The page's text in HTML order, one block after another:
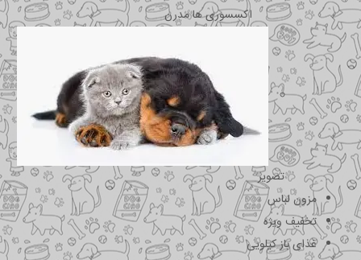
اکسسوری ها مدرن
تصویر
مزون لباس
تخفیف ویژه
غذای باز کیلویی